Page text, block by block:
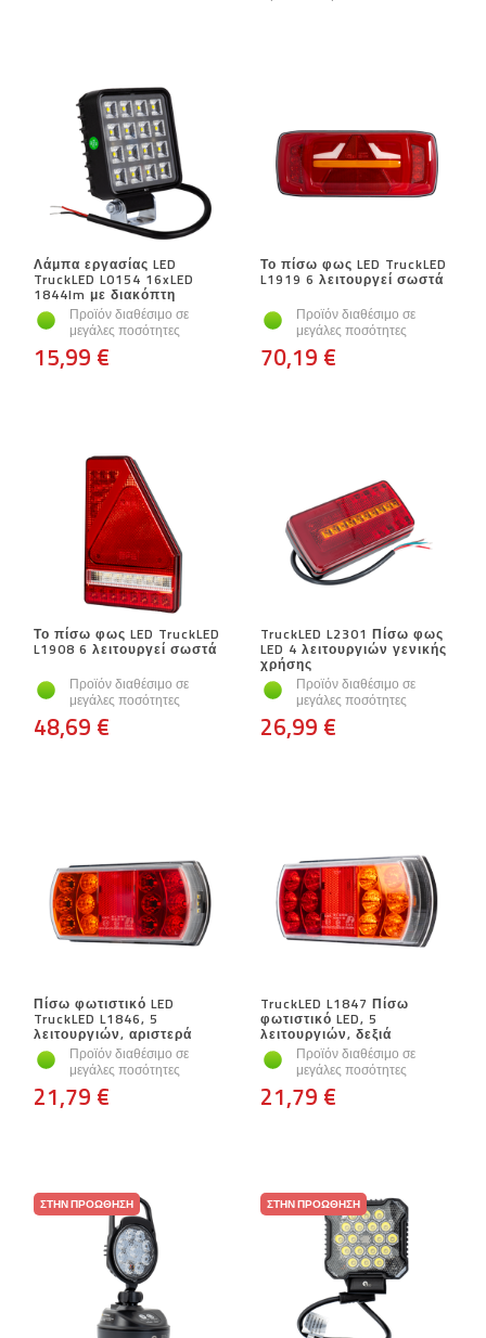
Λάμπα εργασίας LED
TruckLED L0154 16xLED
1844lm με διακόπτη
Προϊόν διαθέσιμο σε
μεγάλες ποσότητες
15,99 €
Το πίσω φως LED TruckLED
L1919 6 λειτουργεί σωστά
Προϊόν διαθέσιμο σε
μεγάλες ποσότητες
70,19 €
Το πίσω φως LED TruckLED
L1908 6 λειτουργεί σωστά
Προϊόν διαθέσιμο σε
μεγάλες ποσότητες
48,69 €
TruckLED L2301 Πίσω φως
LED 4 λειτουργιών γενικής
χρήσης
Προϊόν διαθέσιμο σε
μεγάλες ποσότητες
26,99 €
Πίσω φωτιστικό LED
TruckLED L1846, 5
λειτουργιών, αριστερά
Προϊόν διαθέσιμο σε
μεγάλες ποσότητες
21,79 €
TruckLED L1847 Πίσω
φωτιστικό LED, 5
λειτουργιών, δεξιά
Προϊόν διαθέσιμο σε
μεγάλες ποσότητες
21,79 €
ΣΤΗΝ ΠΡΟΏΘΗΣΗ ΣΤΗΝ ΠΡΟΏΘΗΣΗ